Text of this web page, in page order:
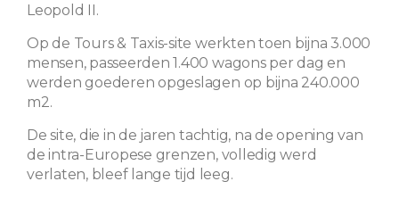
Leopold II.
Op de Tours & Taxis-site werkten toen bijna 3.000
mensen, passeerden 1.400 wagons per dag en
werden goederen opgeslagen op bijna 240.000
m2.
De site, die in de jaren tachtig, na de opening van
de intra-Europese grenzen, volledig werd
verlaten, bleef lange tijd leeg.